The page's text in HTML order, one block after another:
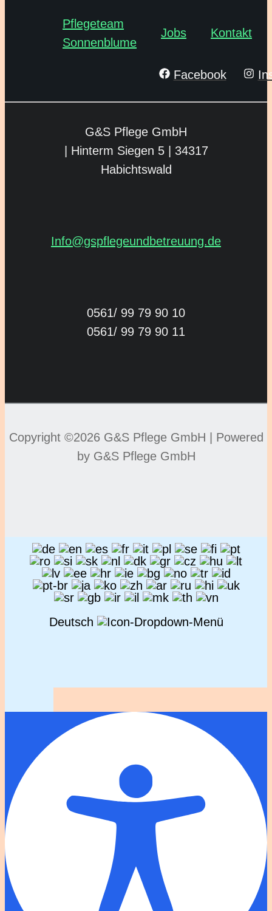
Pflegeteam
Sonnenblume
Jobs Kontakt
Facebook
G&S Pflege GmbH
| Hinterm Siegen 5 | 34317
Habichtswald
Info@gspflegeund­betreuung.de
0561/ 99 79 90 10
0561/ 99 79 90 11
Copyright ©2026 G&S Pflege GmbH | Powered
by G&S Pflege GmbH
Deutsch